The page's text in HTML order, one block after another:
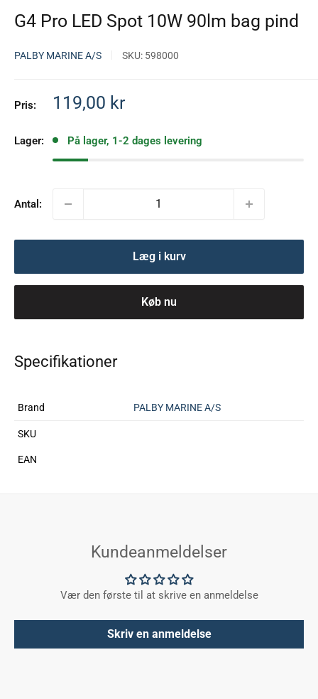
G4 Pro LED Spot 10W 90lm bag pind
PALBY MARINE A/S SKU: 598000
Pris: Salgspris
119,00 kr
Lager: På lager, 1-2 dages levering
Antal:
Læg i kurv
Køb nu
Specifikationer
Brand PALBY MARINE A/S
SKU
EAN
Kundeanmeldelser
Vær den første til at skrive en anmeldelse
Skriv en anmeldelse